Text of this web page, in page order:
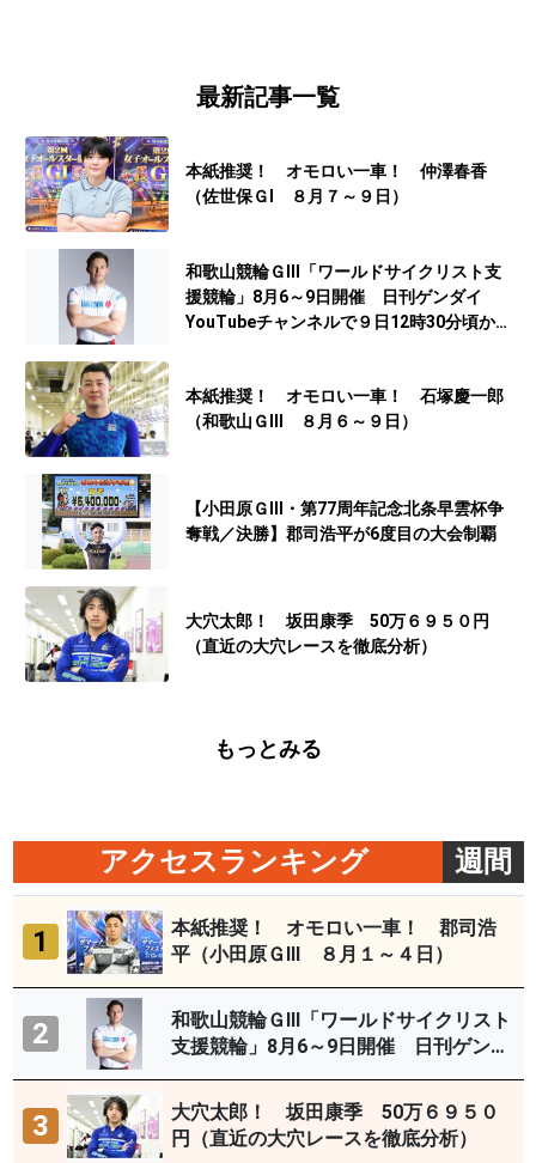
最新記事一覧
本紙推奨！ オモロい一車！ 仲澤春香
（佐世保ＧⅠ ８月７～９日）
和歌山競輪ＧⅢ「ワールドサイクリスト支
援競輪」8月6～9日開催 日刊ゲンダイ
YouTubeチャンネルで９日12時30分頃から
本紙推奨！ オモロい一車！ 石塚慶一郎
（和歌山ＧⅢ ８月６～９日）
【小田原ＧⅢ・第77周年記念北条早雲杯争
奪戦／決勝】郡司浩平が6度目の大会制覇
大穴太郎！ 坂田康季 50万６９５０円
（直近の大穴レースを徹底分析）
もっとみる
アクセスランキング 週間
1
本紙推奨！ オモロい一車！ 郡司浩
平（小田原ＧⅢ ８月１～４日）
2
和歌山競輪ＧⅢ「ワールドサイクリスト
支援競輪」8月6～9日開催 日刊ゲンダ
頃から予想生配信
3
大穴太郎！ 坂田康季 50万６９５０
円（直近の大穴レースを徹底分析）